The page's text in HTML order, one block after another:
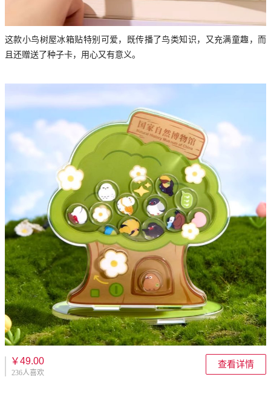
这款小鸟树屋冰箱贴特别可爱，既传播了鸟类知识，又充满童趣，而
且还赠送了种子卡，用心又有意义。
￥49.00
236人喜欢
查看详情